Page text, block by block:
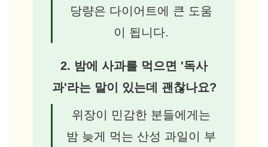
당량은 다이어트에 큰 도움
이 됩니다.
2. 밤에 사과를 먹으면 '독사
과'라는 말이 있는데 괜찮나요?
위장이 민감한 분들에게는
밤 늦게 먹는 산성 과일이 부